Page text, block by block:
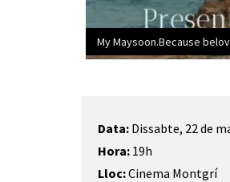
My Maysoon.Because
Data: Dissabte, 22 de
Hora: 19h
Lloc:Cinema Montgrí